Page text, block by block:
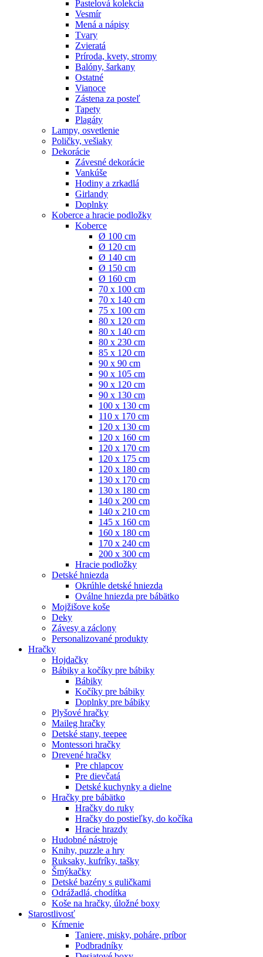
Pastelová kolekcia
Vesmír
Mená a nápisy
Tvary
Zvieratá
Príroda, kvety, stromy
Balóny, šarkany
Ostatné
Vianoce
Zástena za posteľ
Tapety
Plagáty
Lampy, osvetlenie
Poličky, vešiaky
Dekorácie
Závesné dekorácie
Vankúše
Hodiny a zrkadlá
Girlandy
Doplnky
Koberce a hracie podložky
Koberce
Ø 100 cm
Ø 120 cm
Ø 140 cm
Ø 150 cm
Ø 160 cm
70 x 100 cm
70 x 140 cm
75 x 100 cm
80 x 120 cm
80 x 140 cm
80 x 230 cm
85 x 120 cm
90 x 90 cm
90 x 105 cm
90 x 120 cm
90 x 130 cm
100 x 130 cm
110 x 170 cm
120 x 130 cm
120 x 160 cm
120 x 170 cm
120 x 175 cm
120 x 180 cm
130 x 170 cm
130 x 180 cm
140 x 200 cm
140 x 210 cm
145 x 160 cm
160 x 180 cm
170 x 240 cm
200 x 300 cm
Hracie podložky
Detské hniezda
Okrúhle detské hniezda
Oválne hniezda pre bábätko
Mojžišove koše
Deky
Závesy a záclony
Personalizované produkty
Hračky
Hojdačky
Bábiky a kočíky pre bábiky
Bábiky
Kočíky pre bábiky
Doplnky pre bábiky
Plyšové hračky
Maileg hračky
Detské stany, teepee
Montessori hračky
Drevené hračky
Pre chlapcov
Pre dievčatá
Detské kuchynky a dielne
Hračky pre bábätko
Hračky do ruky
Hračky do postieľky, do kočíka
Hracie hrazdy
Hudobné nástroje
Knihy, puzzle a hry
Ruksaky, kufríky, tašky
Šmýkačky
Detské bazény s guličkami
Odrážadlá, chodítka
Koše na hračky, úložné boxy
Starostlivosť
Kŕmenie
Taniere, misky, poháre, príbor
Podbradníky